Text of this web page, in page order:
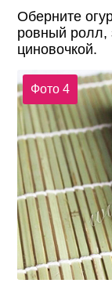
Оберните
ровный ролл,
циновочкой.
Фото 4